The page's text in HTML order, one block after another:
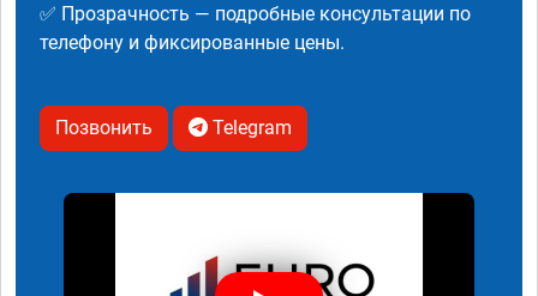
✅ Прозрачность — подробные консультации по
телефону и фиксированные цены.
Позвонить Telegram